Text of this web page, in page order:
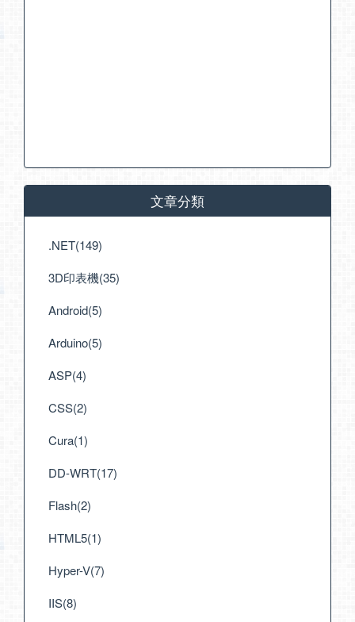
文章分類
.NET(149)
3D印表機(35)
Android(5)
Arduino(5)
ASP(4)
CSS(2)
Cura(1)
DD-WRT(17)
Flash(2)
HTML5(1)
Hyper-V(7)
IIS(8)